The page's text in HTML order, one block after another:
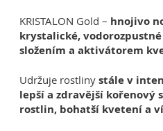
KRISTALON Gold – hnojivo
krystalické,
složením a aktivátorem
Udržuje rostlinystále v
lepší a zdravější kořenový
rostlin, bohatší kvetení a